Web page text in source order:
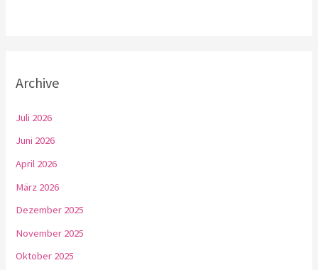
Archive
Juli 2026
Juni 2026
April 2026
März 2026
Dezember 2025
November 2025
Oktober 2025